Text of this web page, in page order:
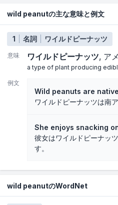
wild peanutの主な意味と例文
1 名詞 ワイルドピーナッツ
意味 ワイルドピーナッツ ア
a type of plant producing
例文
Wild peanuts are
ワイルドピーナッツは南
She enjoys snacking
彼女はワイルドピーナッ
す。
wild peanutのWordNet